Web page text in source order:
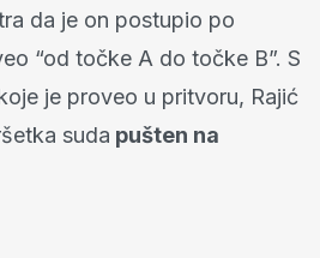
da je on postupio po
“od točke A do točke B”. S
je proveo u pritvoru, Rajić
suda pušten na